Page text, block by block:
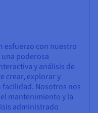
esfuerzo con nuestro
poderosa
y análisis de
crear, explorar y
Nosotros nos
mantenimiento y la
administrado